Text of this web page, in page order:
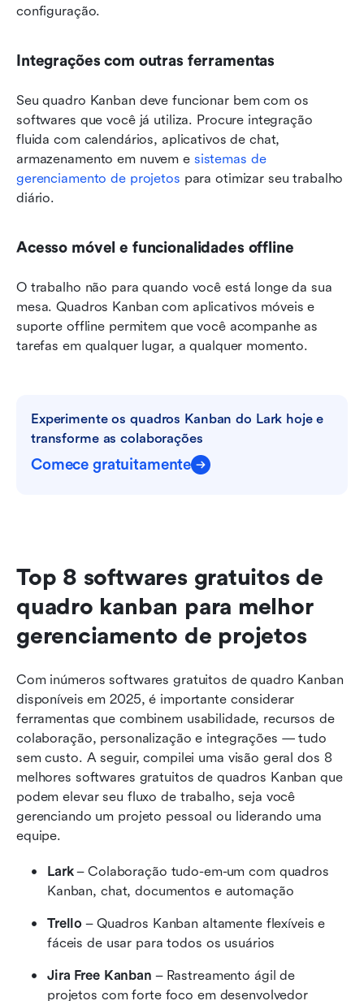
configuração.
Integrações com outras ferramentas
Seu quadro Kanban deve funcionar bem com os
softwares que você já utiliza. Procure integração
fluida com calendários, aplicativos de chat,
armazenamento em nuvem e sistemas de
gerenciamento de projetos para otimizar seu trabalho
diário.
Acesso móvel e funcionalidades offline
O trabalho não para quando você está longe da sua
mesa. Quadros Kanban com aplicativos móveis e
suporte offline permitem que você acompanhe as
tarefas em qualquer lugar, a qualquer momento.
Experimente os quadros Kanban do Lark hoje e
transforme as colaborações
Comece gratuitamente
Top 8 softwares gratuitos de
quadro kanban para melhor
gerenciamento de projetos
Com inúmeros softwares gratuitos de quadro Kanban
disponíveis em 2025, é importante considerar
ferramentas que combinem usabilidade, recursos de
colaboração, personalização e integrações — tudo
sem custo. A seguir, compilei uma visão geral dos 8
melhores softwares gratuitos de quadros Kanban que
podem elevar seu fluxo de trabalho, seja você
gerenciando um projeto pessoal ou liderando uma
equipe.
Lark – Colaboração tudo-em-um com quadros
Kanban, chat, documentos e automação
Trello – Quadros Kanban altamente flexíveis e
fáceis de usar para todos os usuários
Jira Free Kanban – Rastreamento ágil de
projetos com forte foco em desenvolvedor